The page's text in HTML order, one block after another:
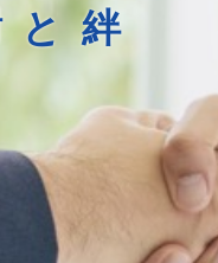
と絆